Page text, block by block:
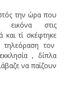
την ώρα που
εικόνα στις
και τί σκέφτηκε
τον
, δίπλα
να παίζουν